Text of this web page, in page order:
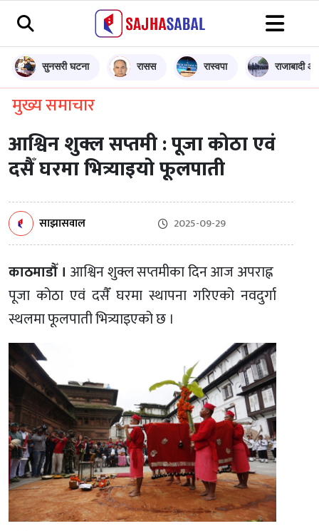
सुनसरी घटना रासस रास्वपा राजाबादी
मुख्य समाचार
आश्विन शुक्ल सप्तमी : पूजा कोठा एवं
दसैँ घरमा भित्र्याइयो फूलपाती
साझासवाल 2025-09-29
काठमाडौँ । आश्विन शुक्ल सप्तमीका दिन आज अपराह्न
पूजा कोठा एवं दसैँ घरमा स्थापना गरिएको नवदुर्गा
स्थलमा फूलपाती भित्र्याइएको छ ।